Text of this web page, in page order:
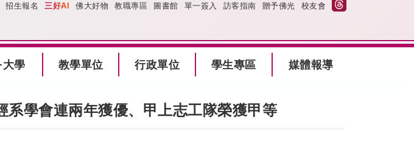
招生報名 三好AI 佛大好物 教職專區 圖書館 單一簽入 訪客指南 贈予佛光 校友會
大學 教學單位 行政單位 學生專區 媒體報導
學會連兩年獲優、甲上志工隊榮獲甲等